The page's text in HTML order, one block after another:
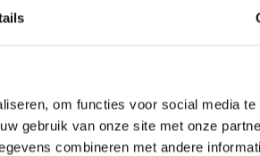
om functies voor social media te
gebruik van onze site met onze
combineren met andere